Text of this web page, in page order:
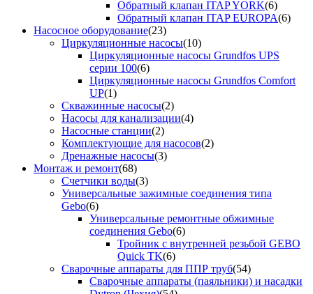
Обратный клапан ITAP YORK(6)
Обратный клапан ITAP EUROPA(6)
Насосное оборудование(23)
Циркуляционные насосы(10)
Циркуляционные насосы Grundfos UPS
серии 100(6)
Циркуляционные насосы Grundfos Comfort
UP(1)
Скважинные насосы(2)
Насосы для канализации(4)
Насосные станции(2)
Комплектующие для насосов(2)
Дренажные насосы(3)
Монтаж и ремонт(68)
Счетчики воды(3)
Универсальные зажимные соединения типа
Gebo(6)
Универсальные ремонтные обжимные
соединения Gebo(6)
Тройник с внутренней резьбой GEBO
Quick TK(6)
Сварочные аппараты для ППР труб(54)
Сварочные аппараты (паяльники) и насадки